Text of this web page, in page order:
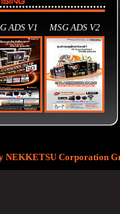
ADS V1 MSG ADS V2
NEKKETSU Corporation